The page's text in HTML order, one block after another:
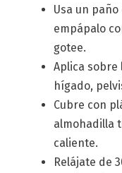
Usa un
empápalo
gotee.
Aplica sobre
hígado,
Cubre con
almohadilla
caliente.
Relájate de